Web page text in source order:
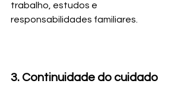
trabalho, estudos e
responsabilidades familiares.
3. Continuidade do cuidado